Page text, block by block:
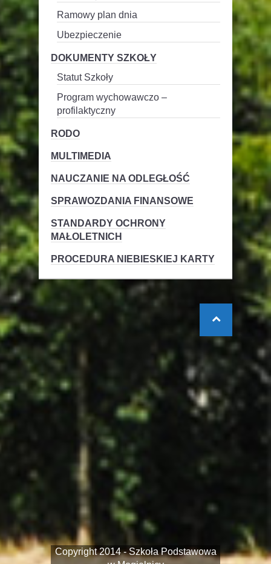
Ramowy plan dnia
Ubezpieczenie
DOKUMENTY SZKOŁY
Statut Szkoły
Program wychowawczo –
profilaktyczny
RODO
MULTIMEDIA
NAUCZANIE NA ODLEGŁOŚĆ
SPRAWOZDANIA FINANSOWE
STANDARDY OCHRONY
MAŁOLETNICH
PROCEDURA NIEBIESKIEJ KARTY
Copyright 2014 - Szkoła Podstawowa